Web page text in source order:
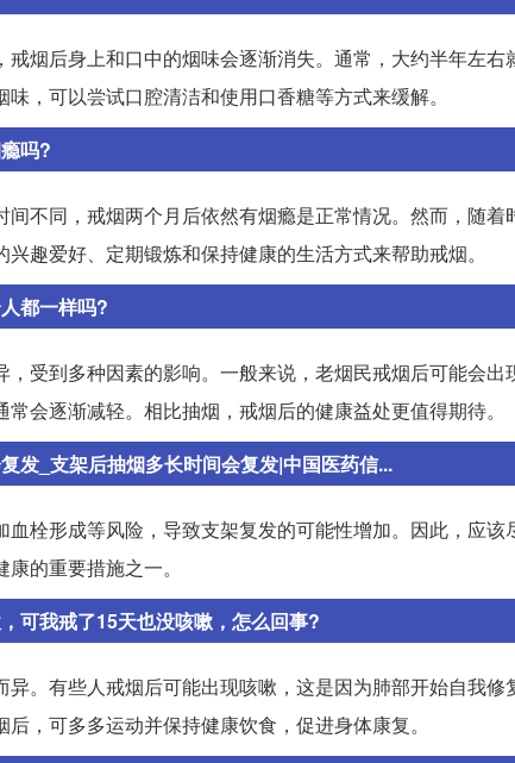
戒烟后身上和口中的烟味会逐渐消失。通常，大约半年左
，可以尝试口腔清洁和使用口香糖等方式来缓解。
吗?
间不同，戒烟两个月后依然有烟瘾是正常情况。然而，随
趣爱好、定期锻炼和保持健康的生活方式来帮助戒烟。
都一样吗?
，受到多种因素的影响。一般来说，老烟民戒烟后可能会
会逐渐减轻。相比抽烟，戒烟后的健康益处更值得期待。
发_支架后抽烟多长时间会复发|中国医药信...
血栓形成等风险，导致支架复发的可能性增加。因此，应
的重要措施之一。
可我戒了15天也没咳嗽，怎么回事?
异。有些人戒烟后可能出现咳嗽，这是因为肺部开始自我
，可多多运动并保持健康饮食，促进身体康复。